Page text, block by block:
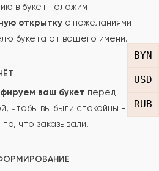
BYN
USD
RUB
в букет положим
открытку с пожеланиями
букета от вашего имени.
ваш букет перед
чтобы вы были спокойны -
что заказывали.